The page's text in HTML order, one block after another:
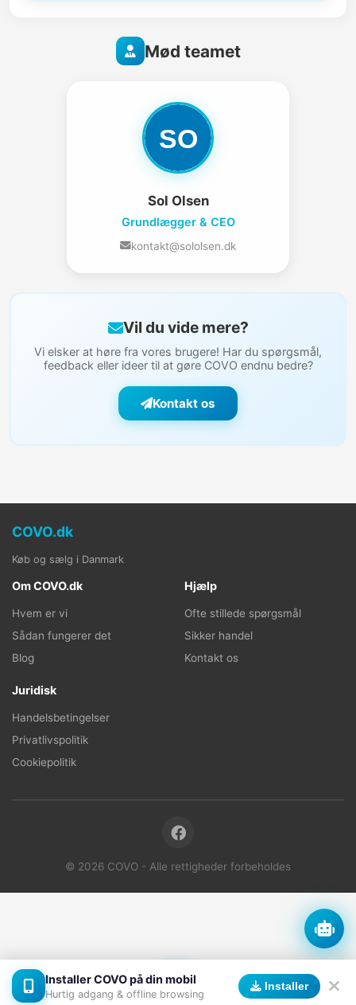
Installer COVO på din mobil
Hurtig adgang & offline browsing
Installer
Mød teamet
Sol Olsen
Grundlægger & CEO
kontakt@sololsen.dk
Vil du vide mere?
Vi elsker at høre fra vores brugere! Har du spørgsmål,
feedback eller ideer til at gøre COVO endnu bedre?
Kontakt os
Forside Søg Beskeder Profil
COVO.dk
Køb og sælg i Danmark
Om COVO.dk
Hvem er vi
Sådan fungerer det
Blog
Hjælp
Ofte stillede spørgsmål
Sikker handel
Kontakt os
Juridisk
Handelsbetingelser
Privatlivspolitik
Cookiepolitik
© 2026 COVO - Alle rettigheder forbeholdes